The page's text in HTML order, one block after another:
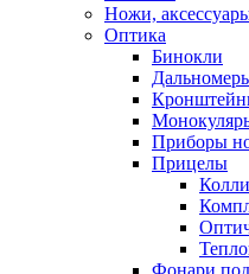
Ножи,
Оптика
Бинокли
Приборы
Прицелы
Фонари